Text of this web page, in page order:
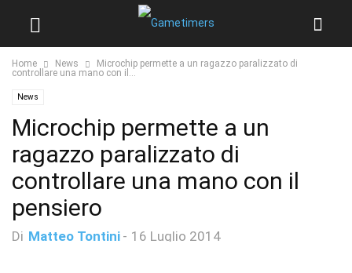
Home News
Microchip permette a un ragazzo paralizzato di
controllare una mano con il...
News
Microchip permette a un
ragazzo paralizzato di
controllare una mano con il
pensiero
Di Matteo Tontini - 16 Luglio 2014